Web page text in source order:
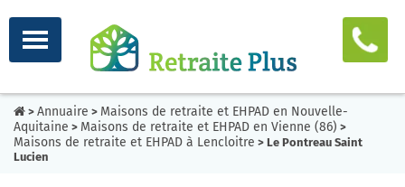
> Annuaire > Maisons de retraite et EHPAD en Nouvelle-
Aquitaine > Maisons de retraite et EHPAD en Vienne (86) >
Maisons de retraite et EHPAD à Lencloitre > Le Pontreau Saint
Lucien